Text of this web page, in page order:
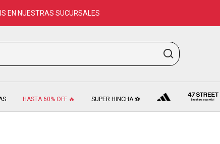
3 CUOTAS SIN INTERÉS
HASTA 60% OFF 🔥 SUPER HINCHA ⚽